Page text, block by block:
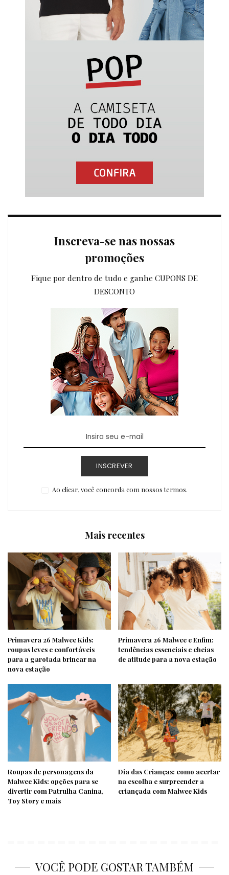
Inscreva-se nas nossas
promoções
Fique por dentro de tudo e ganhe CUPONS DE
DESCONTO
INSCREVER
Ao clicar, você concorda com nossos termos.
Mais recentes
Primavera 26 Malwee Kids:
roupas leves e confortáveis
para a garotada brincar na
nova estação
Primavera 26 Malwee e Enfim:
tendências essenciais e cheias
de atitude para a nova estação
Roupas de personagens da
Malwee Kids: opções para se
divertir com Patrulha Canina,
Toy Story e mais
Dia das Crianças: como acertar
na escolha e surpreender a
criançada com Malwee Kids
VOCÊ PODE GOSTAR TAMBÉM